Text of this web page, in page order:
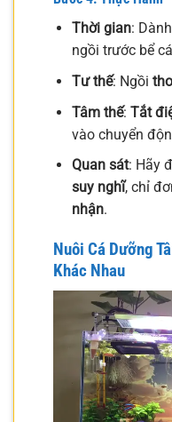
Thời gian:
ngồi trước bể
Tư thế: Ngồi
Tâm thế: Tắt
vào chuyển
Quan sát: Hãy
suy nghĩ, chỉ
nhận.
Nuôi Cá Dưỡng
Khác Nhau